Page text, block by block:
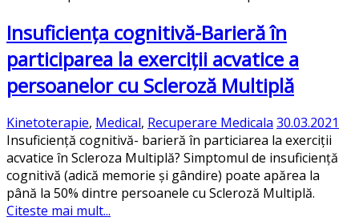
Insuficiența cognitivă-Barieră în
participarea la exerciții acvatice a
persoanelor cu Scleroză Multiplă
Kinetoterapie, Medical, Recuperare Medicala 30.03.2021
Insuficiență cognitivă- barieră în particiarea la exerciții
acvatice în Scleroza Multiplă? Simptomul de insuficiență
cognitivă (adică memorie și gândire) poate apărea la
până la 50% dintre persoanele cu Scleroză Multiplă.
Citeste mai mult...